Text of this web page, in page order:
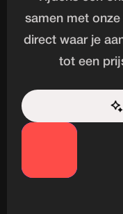
samen met
direct waar je
tot een